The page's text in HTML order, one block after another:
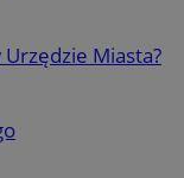
Urzędzie Miasta?